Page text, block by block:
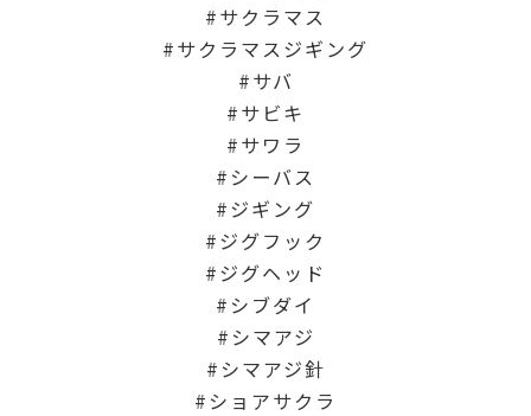
サクラマス
サクラマスジギング
サバ
サビキ
サワラ
シーバス
ジギング
ジグフック
ジグヘッド
シブダイ
シマアジ
シマアジ針
ショアサクラ